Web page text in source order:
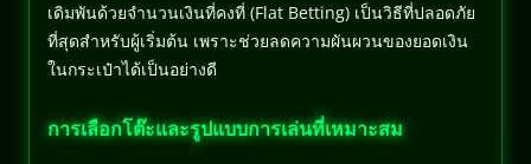
เดิมพันด้วยจำนวนเงินที่คงที่ (Flat Betting) เป็นวิธีที่ปลอดภัย
ที่สุดสำหรับผู้เริ่มต้น เพราะช่วยลดความผันผวนของยอดเงิน
ในกระเป๋าได้เป็นอย่างดี
การเลือกโต๊ะและรูปแบบการเล่นที่เหมาะสม